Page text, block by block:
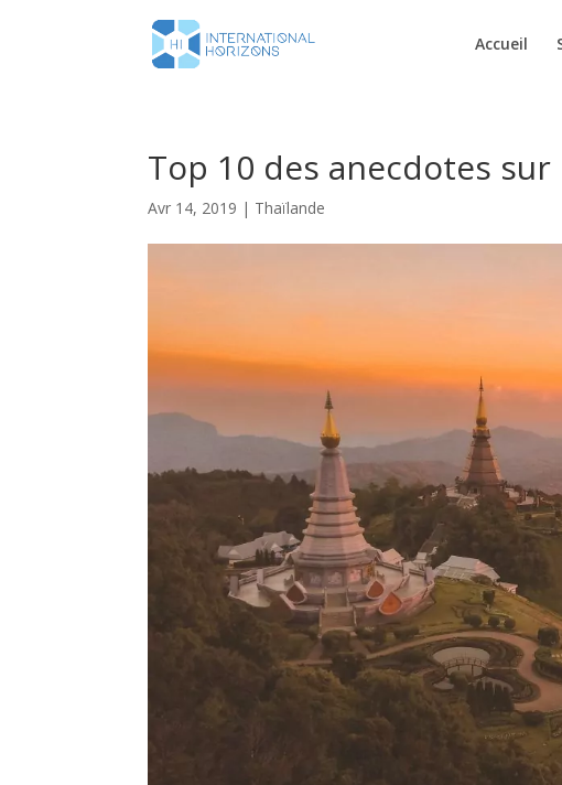
Accueil
Top 10 des anecdotes
Avr 14, 2019 | Thaïlande